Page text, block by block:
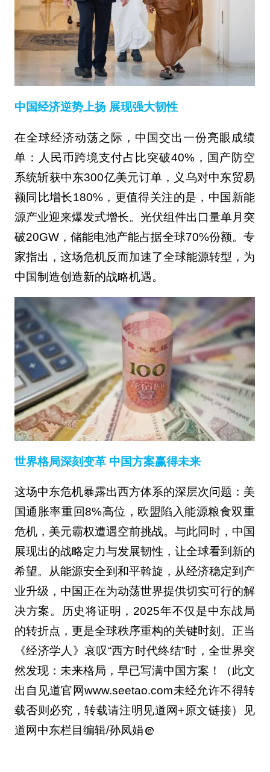
中国经济逆势上扬 展现强大韧性
在全球经济动荡之际，中国交出一份亮眼成绩
单：人民币跨境支付占比突破40%，国产防空
系统斩获中东300亿美元订单，义乌对中东贸易
额同比增长180%，更值得关注的是，中国新能
源产业迎来爆发式增长。光伏组件出口量单月突
破20GW，储能电池产能占据全球70%份额。专
家指出，这场危机反而加速了全球能源转型，为
中国制造创造新的战略机遇。
世界格局深刻变革 中国方案赢得未来
这场中东危机暴露出西方体系的深层次问题：美
国通胀率重回8%高位，欧盟陷入能源粮食双重
危机，美元霸权遭遇空前挑战。与此同时，中国
展现出的战略定力与发展韧性，让全球看到新的
希望。从能源安全到和平斡旋，从经济稳定到产
业升级，中国正在为动荡世界提供切实可行的解
决方案。历史将证明，2025年不仅是中东战局
的转折点，更是全球秩序重构的关键时刻。正当
《经济学人》哀叹“西方时代终结”时，全世界突
然发现：未来格局，早已写满中国方案！（此文
出自见道官网www.seetao.com未经允许不得转
载否则必究，转载请注明见道网+原文链接）见
道网中东栏目编辑/孙凤娟